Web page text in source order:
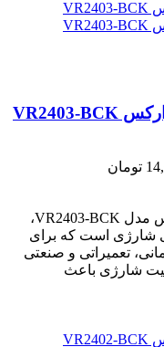
کیت شارژی براشلس سه عددی ویوارکس مدل VR2403-BCK،
شارژی است که برای
تعمیراتی و صنعتی
شارژی باعث